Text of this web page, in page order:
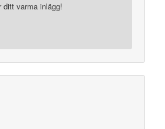
ditt varma inlägg!